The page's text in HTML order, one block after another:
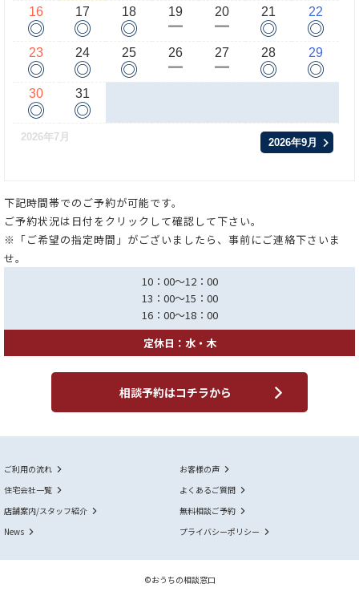
16
◎
17
◎
18
◎
19
ー
20
ー
21
◎
22
◎
23
◎
24
◎
25
◎
26
ー
27
ー
28
◎
29
◎
30
◎
31
◎
2026年7月 2026年9月
下記時間帯でのご予約が可能です。
ご予約状況は日付をクリックして確認して下さい。
※「ご希望の指定時間」がございましたら、事前にご連絡下さいま
せ。
10：00～12：00
13：00～15：00
16：00～18：00
定休日：水・木
相談予約はコチラから
ご利用の流れ
お客様の声
住宅会社一覧
よくあるご質問
店舗案内/スタッフ紹介
無料相談ご予約
News
プライバシーポリシー
©おうちの相談窓口